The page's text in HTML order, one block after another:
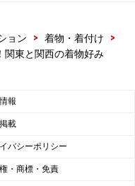
ョン > 着物・着付け
>
関東と関西の着物好み
報
載
バシーポリシー
・商標・免責